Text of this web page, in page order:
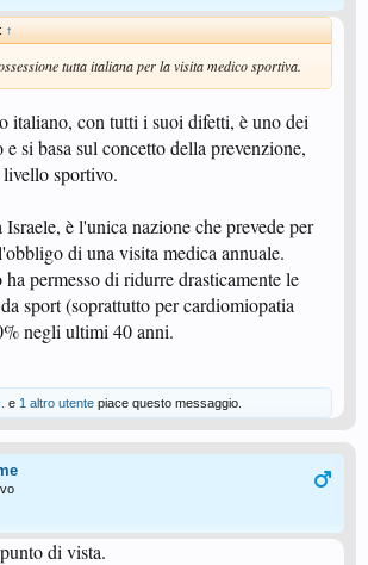
↑
tutta italiana per la visita medico sportiva.
italiano, con tutti i suoi difetti, è uno dei
si basa sul concetto della prevenzione,
sportivo.
è l'unica nazione che prevede per
di una visita medica annuale.
permesso di ridurre drasticamente le
sport (soprattutto per cardiomiopatia
negli ultimi 40 anni.
e 1 altro utente piace questo messaggio.
di vista.